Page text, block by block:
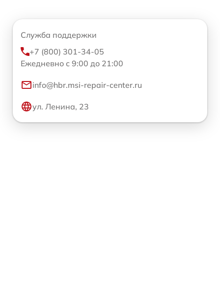
Служба поддержки
+7 (800) 301-34-05
Ежедневно с 9:00 до 21:00
info@hbr.msi-repair-center.ru
ул. Ленина, 23